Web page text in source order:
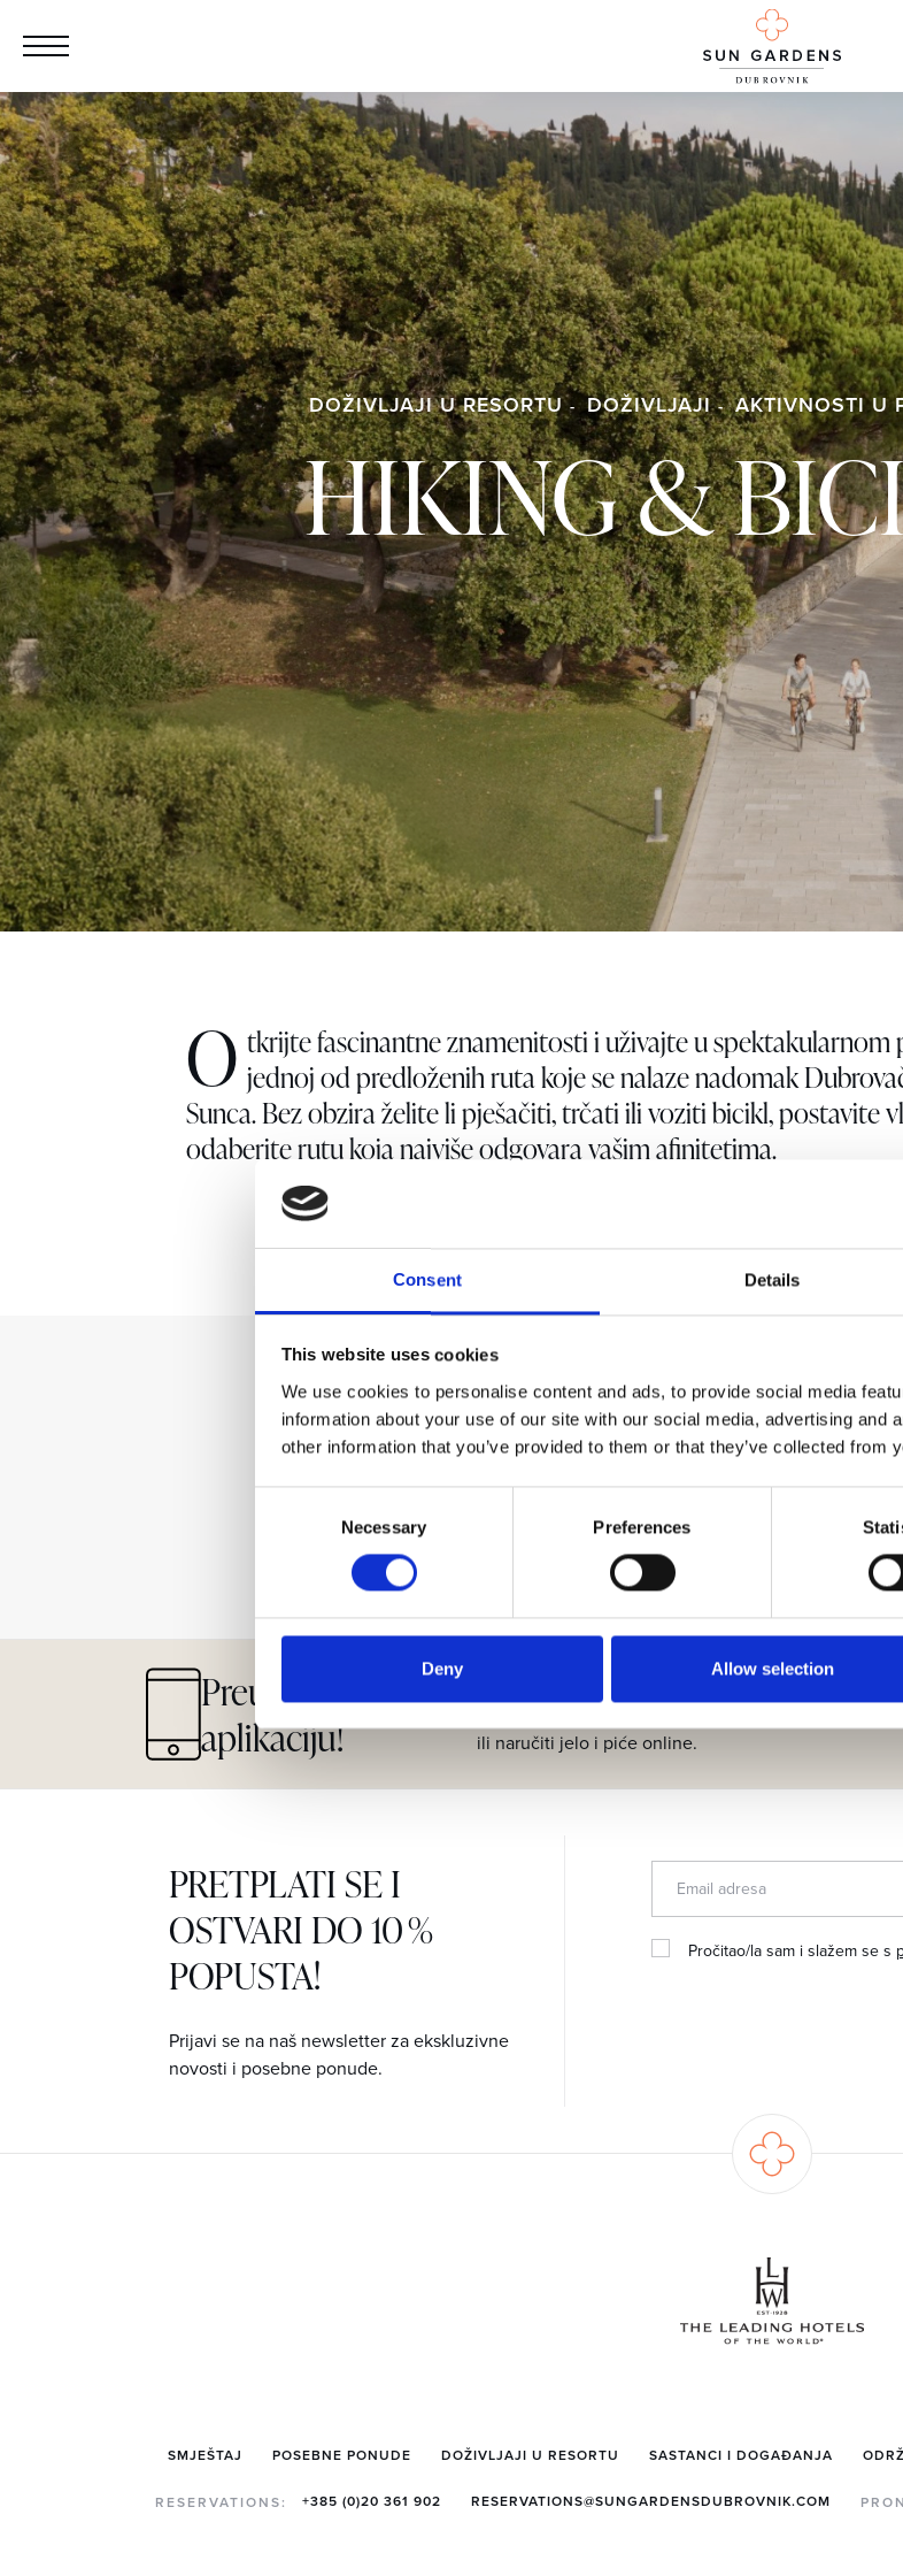
Consent Details
This website uses cookies
We use cookies to personalise content and ads, to provide social media
information about your use of our site with our social media, advertising and
other information that you’ve provided to them or that they’ve collected from
Necessary Preferences
Deny Allow selection
DOŽIVLJAJI U RESORTU DOŽIVLJAJI AKTIVNOSTI U
HIKING &
O tkrijte fascinantne znamenitosti i uživajte u spektakularnom
jednoj od predloženih ruta koje se nalaze nadomak
Sunca. Bez obzira želite li pješačiti, trčati ili voziti bicikl, postavite
odaberite rutu koja najviše odgovara vašim afinitetima.
Preuzmite našu
aplikaciju!
ili naručiti jelo i piće online.
PRETPLATI SE I
OSTVARI DO 10 %
POPUSTA!
Prijavi se na naš newsletter za ekskluzivne
novosti i posebne ponude.
Pročitao/la sam i slažem se s
SMJEŠTAJ POSEBNE PONUDE DOŽIVLJAJI U RESORTU SASTANCI I DOGAĐANJA
RESERVATIONS: +385 (0)20 361 902 RESERVATIONS@SUNGARDENSDUBROVNIK.COM